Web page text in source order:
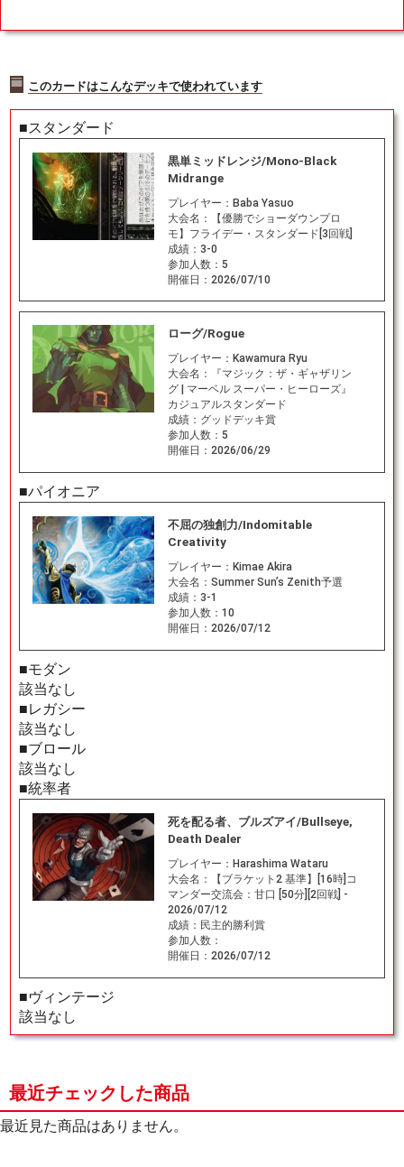
[MSH] 茶/青
r》[MSH] 金
このカードはこんなデッキで使われています
■スタンダード
黒単ミッドレンジ/Mono-Black
Midrange
プレイヤー： Baba Yasuo
大会名：
【優勝でショーダウンプロ
モ】フライデー・スタンダード[3回戦]
成績： 3-0
参加人数： 5
開催日： 2026/07/10
ローグ/Rogue
プレイヤー： Kawamura Ryu
大会名：
『マジック：ザ・ギャザリン
グ | マーベル スーパー・ヒーローズ』
カジュアルスタンダード
成績： グッドデッキ賞
参加人数： 5
開催日： 2026/06/29
■パイオニア
不屈の独創力/Indomitable
Creativity
プレイヤー： Kimae Akira
大会名： Summer Sun’s Zenith予選
成績： 3-1
参加人数： 10
開催日： 2026/07/12
■モダン
該当なし
■レガシー
該当なし
■ブロール
該当なし
■統率者
死を配る者、ブルズアイ/Bullseye,
Death Dealer
プレイヤー： Harashima Wataru
大会名：
【ブラケット2 基準】[16時]コ
マンダー交流会：甘口 [50分][2回戦] -
2026/07/12
成績： 民主的勝利賞
参加人数：
開催日： 2026/07/12
■ヴィンテージ
該当なし
最近チェックした商品
最近見た商品はありません。